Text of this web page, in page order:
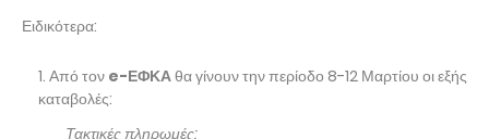
Ειδικότερα:
Από τον e-ΕΦΚΑθα γίνουν την περίοδο 8-12 Μαρτίου οι εξής
καταβολές:
Τακτικές πληρωμές: